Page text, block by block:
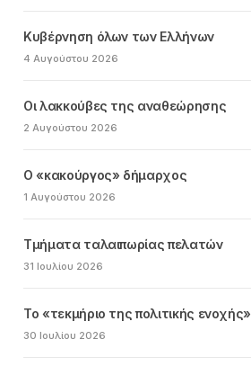
Κυβέρνηση όλων των Ελλήνων
4 Αυγούστου 2026
Οι λακκούβες της αναθεώρησης
2 Αυγούστου 2026
Ο «κακούργος» δήμαρχος
1 Αυγούστου 2026
Τμήματα ταλαιπωρίας πελατών
31 Ιουλίου 2026
Το «τεκμήριο της πολιτικής ενοχής»
30 Ιουλίου 2026